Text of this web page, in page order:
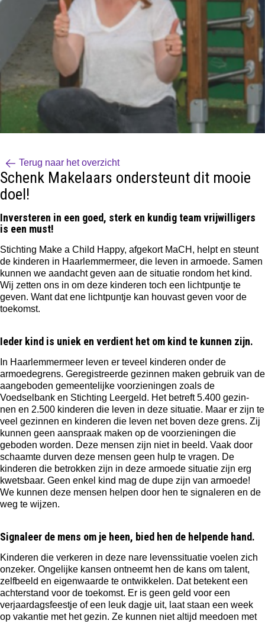
Terug naar het overzicht
Schenk Makelaars ondersteunt dit mooie
doel!
Inversteren in een goed, sterk en kundig team vrijwilligers
is een must!
Stichting Make a Child Happy, afgekort MaCH, helpt en steunt
de kinderen in Haarlemmermeer, die leven in armoede. Samen
kunnen we aandacht geven aan de situatie rondom het kind.
Wij zetten ons in om deze kinderen toch een lichtpuntje te
geven. Want dat ene lichtpuntje kan houvast geven voor de
toekomst.
Ieder kind is uniek en verdient het om kind te kunnen zijn.
In Haarlemmermeer leven er teveel kinderen onder de
armoedegrens. Geregistreerde gezinnen maken gebruik van de
aangeboden gemeentelijke voorzieningen zoals de
Voedselbank en Stichting Leergeld. Het betreft 5.400 gezin-
nen en 2.500 kinderen die leven in deze situatie. Maar er zijn te
veel gezinnen en kinderen die leven net boven deze grens. Zij
kunnen geen aanspraak maken op de voorzieningen die
geboden worden. Deze mensen zijn niet in beeld. Vaak door
schaamte durven deze mensen geen hulp te vragen. De
kinderen die betrokken zijn in deze armoede situatie zijn erg
kwetsbaar. Geen enkel kind mag de dupe zijn van armoede!
We kunnen deze mensen helpen door hen te signaleren en de
weg te wijzen.
Signaleer de mens om je heen, bied hen de helpende hand.
Kinderen die verkeren in deze nare levenssituatie voelen zich
onzeker. Ongelijke kansen ontneemt hen de kans om talent,
zelfbeeld en eigenwaarde te ontwikkelen. Dat betekent een
achterstand voor de toekomst. Er is geen geld voor een
verjaardagsfeestje of een leuk dagje uit, laat staan een week
op vakantie met het gezin. Ze kunnen niet altijd meedoen met